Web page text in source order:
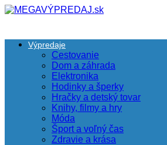
Výpredaje
Cestovanie
Dom a záhrada
Elektronika
Hodinky a šperky
Hračky a detský tovar
Knihy, filmy a hry
Móda
Šport a voľný čas
Zdravie a krása